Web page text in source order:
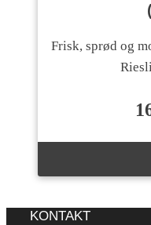
Frisk, sprød og
KONTAKT